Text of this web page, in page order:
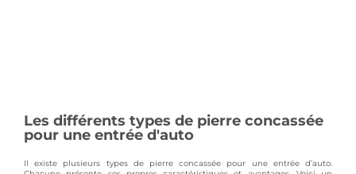
Les différents types de pierre concassée
pour une entrée d'auto
Il existe plusieurs types de pierre concassée pour une entrée d’auto.